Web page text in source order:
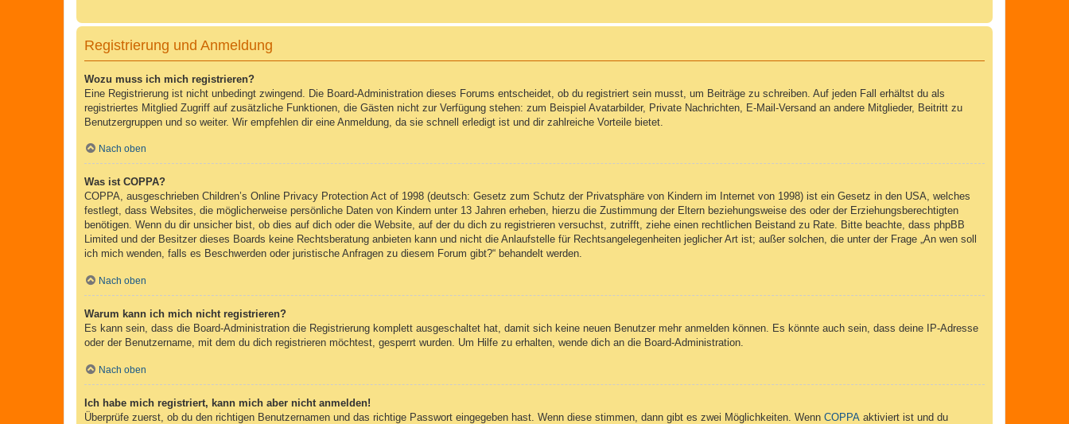
Registrierung und Anmeldung
Wozu muss ich mich registrieren?
Eine Registrierung ist nicht unbedingt zwingend. Die Board-Administration dieses Forums entscheidet, ob du registriert sein musst, um Beiträge zu schreiben. Auf jeden Fall erhältst du als
registriertes Mitglied Zugriff auf zusätzliche Funktionen, die Gästen nicht zur Verfügung stehen: zum Beispiel Avatarbilder, Private Nachrichten, E-Mail-Versand an andere Mitglieder, Beitritt zu
Benutzergruppen und so weiter. Wir empfehlen dir eine Anmeldung, da sie schnell erledigt ist und dir zahlreiche Vorteile bietet.
Nach oben
Was ist COPPA?
COPPA, ausgeschrieben Children’s Online Privacy Protection Act of 1998 (deutsch: Gesetz zum Schutz der Privatsphäre von Kindern im Internet von 1998) ist ein Gesetz in den USA, welches
festlegt, dass Websites, die möglicherweise persönliche Daten von Kindern unter 13 Jahren erheben, hierzu die Zustimmung der Eltern beziehungsweise des oder der Erziehungsberechtigten
benötigen. Wenn du dir unsicher bist, ob dies auf dich oder die Website, auf der du dich zu registrieren versuchst, zutrifft, ziehe einen rechtlichen Beistand zu Rate. Bitte beachte, dass phpBB
Limited und der Besitzer dieses Boards keine Rechtsberatung anbieten kann und nicht die Anlaufstelle für Rechtsangelegenheiten jeglicher Art ist; außer solchen, die unter der Frage „An wen soll
ich mich wenden, falls es Beschwerden oder juristische Anfragen zu diesem Forum gibt?“ behandelt werden.
Nach oben
Warum kann ich mich nicht registrieren?
Es kann sein, dass die Board-Administration die Registrierung komplett ausgeschaltet hat, damit sich keine neuen Benutzer mehr anmelden können. Es könnte auch sein, dass deine IP-Adresse
oder der Benutzername, mit dem du dich registrieren möchtest, gesperrt wurden. Um Hilfe zu erhalten, wende dich an die Board-Administration.
Nach oben
Ich habe mich registriert, kann mich aber nicht anmelden!
Überprüfe zuerst, ob du den richtigen Benutzernamen und das richtige Passwort eingegeben hast. Wenn diese stimmen, dann gibt es zwei Möglichkeiten. Wenn COPPA aktiviert ist und du